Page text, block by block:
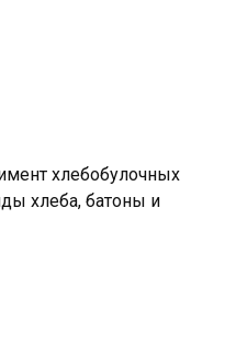
хлебобулочных
хлеба, батоны и